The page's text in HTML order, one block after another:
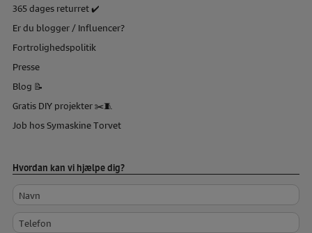
365 dages returret ✔️
Er du blogger / Influencer?
Fortrolighedspolitik
Presse
Blog 📝
Gratis DIY projekter ✂️🧵
Job hos Symaskine Torvet
Hvordan kan vi hjælpe dig?
Navn
Telefon